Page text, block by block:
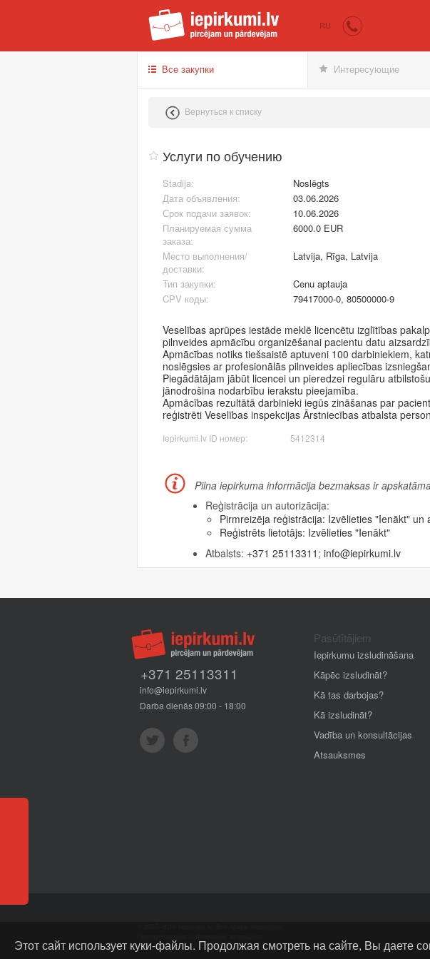
iepirkumi.lv
RU
Все закупки Интересующие
Вернуться к списку
Услуги по обучению
Stadija:
Noslēgts
Дата объявления:
03.06.2026
Срок подачи заявок:
10.06.2026
Планируемая сумма
заказа:
6000.0 EUR
Место выполнения/
доставки:
Latvija, Rīga, Latvija
Тип закупки:
Cenu aptauja
CPV коды:
79417000-0, 80500000-9
Veselības aprūpes iestāde meklē licencētu izglītības
pilnveides apmācību organizēšanai pacientu datu
Apmācības notiks tiešsaistē aptuveni 100 darbiniekiem,
noslēgsies ar profesionālās pilnveides apliecības
Piegādātājam jābūt licencei un pieredzei regulāru
jānodrošina nodarbību ierakstu pieejamība.
Apmācības rezultātā darbinieki iegūs zināšanas par
reģistrēti Veselības inspekcijas Ārstniecības atbalsta
Iepirkumi.lv ID номер: 5412314
Pilna iepirkuma informācija bezmaksas ir
Reģistrācija un autorizācija:
Pirmreizēja reģistrācija: Izvēlieties "Ienākt" un
Reģistrēts lietotājs: Izvēlieties "Ienākt"
Atbalsts: +371 25113311 ; info@iepirkumi.lv
+371 25113311
info@iepirkumi.lv
Darba dienās 09:00 - 18:00
Pasūtītājiem
Iepirkumu izsludināšana
Kāpēc izsludināt?
Kā tas darbojas?
Kā izsludināt?
Vadība un konsultācijas
Atsauksmes
Этот сайт использует куки-файлы. Продолжая смотреть на сайте, Bы даете